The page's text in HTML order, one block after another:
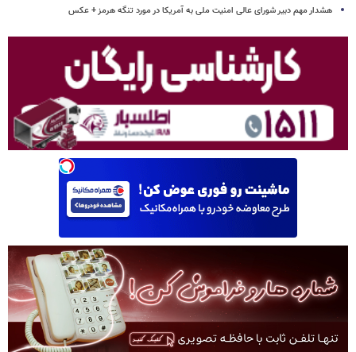
هشدار مهم دبیر شورای عالی امنیت ملی به آمریکا در مورد تنگه هرمز + عکس